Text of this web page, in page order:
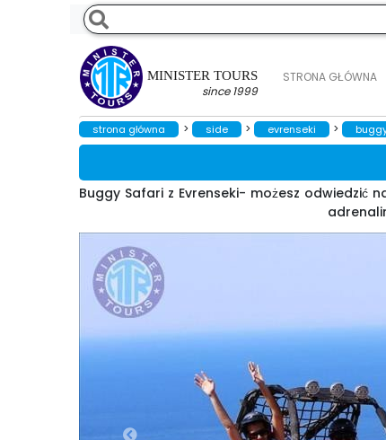
MINISTER TOURS
since 1999
STRONA GŁÓWNA
strona główna > side > evrenseki >
Buggy Safari z Evrenseki- możesz odwiedzić